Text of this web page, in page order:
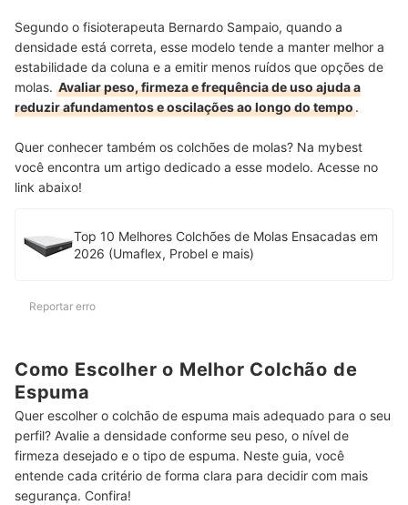
Segundo o fisioterapeuta Bernardo Sampaio, quando a
densidade está correta, esse modelo tende a manter melhor a
estabilidade da coluna e a emitir menos ruídos que opções de
molas. Avaliar peso, firmeza e frequência de uso ajuda a
reduzir afundamentos e oscilações ao longo do tempo.
Quer conhecer também os colchões de molas? Na mybest
você encontra um artigo dedicado a esse modelo. Acesse no
link abaixo!
Top 10 Melhores Colchões de Molas Ensacadas em
2026 (Umaflex, Probel e mais)
Reportar erro
Como Escolher o Melhor Colchão de
Espuma
Quer escolher o colchão de espuma mais adequado para o seu
perfil? Avalie a densidade conforme seu peso, o nível de
firmeza desejado e o tipo de espuma. Neste guia, você
entende cada critério de forma clara para decidir com mais
segurança. Confira!